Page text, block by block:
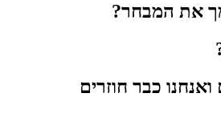
את המבחר?
כבר חוזרים